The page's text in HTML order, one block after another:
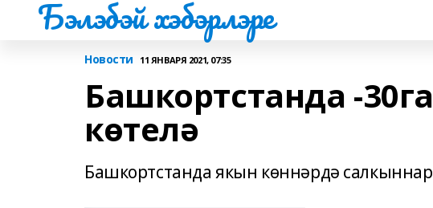
Бэлэбэй хэбэрлэре
Новости 11 ЯНВАРЯ 2021, 07:35
Башкортстанда -
көтелә
Башкортстанда якын көннәрдә салкыннар